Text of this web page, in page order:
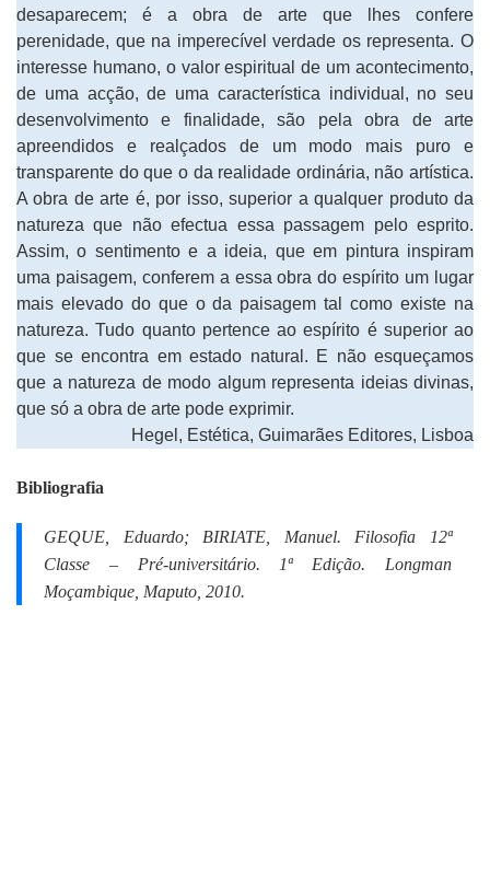
desaparecem; é a obra de arte que lhes confere
perenidade, que na imperecível verdade os representa. O
interesse humano, o valor espiritual de um acontecimento,
de uma acção, de uma característica individual, no seu
desenvolvimento e finalidade, são pela obra de arte
apreendidos e realçados de um modo mais puro e
transparente do que o da realidade ordinária, não artística.
A obra de arte é, por isso, superior a qualquer produto da
natureza que não efectua essa passagem pelo esprito.
Assim, o sentimento e a ideia, que em pintura inspiram
uma paisagem, conferem a essa obra do espírito um lugar
mais elevado do que o da paisagem tal como existe na
natureza. Tudo quanto pertence ao espírito é superior ao
que se encontra em estado natural. E não esqueçamos
que a natureza de modo algum representa ideias divinas,
que só a obra de arte pode exprimir.
Hegel, Estética, Guimarães Editores, Lisboa
Bibliografia
GEQUE, Eduardo; BIRIATE, Manuel. Filosofia 12ª
Classe – Pré-universitário. 1ª Edição. Longman
Moçambique, Maputo, 2010.